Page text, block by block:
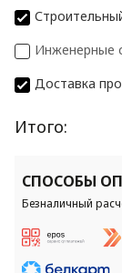
Инженерные
Доставка
Итого:
СПОСОБЫ
Безналичный